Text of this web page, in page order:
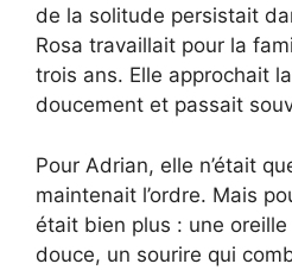
de la solitude persistait
Rosa travaillait pour la
trois ans. Elle approchait
doucement et passait
Pour Adrian, elle n’était
maintenait l’ordre. Mais
était bien plus : une
douce, un sourire qui